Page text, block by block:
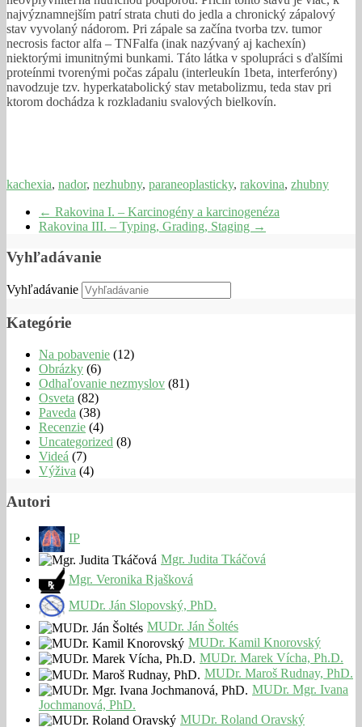
najvýznamnejším patrí strata chuti do jedla a chronický zápalový
stav vyvolaný nádorom. Pri zápale sa začína tvorba tzv. tumor
necrosis factor alfa – TNFalfa (inak nazývaný aj kachexín)
niektorými imunitnými bunkami. Táto látka v spolupráci s ďalšími
proteínmi tvorenými počas zápalu (interleukín 1beta, interferóny)
navodzuje tzv. hyperkatabolický stav metabolizmu, teda stav pri
ktorom dochádza k rozkladaniu svalových bielkovín.
kachexia, nador, nezhubny, paraneoplasticky, rakovina, zhubny
← Rakovina I. – Karcinogény a karcinogenéza
Rakovina III. – Typing, Grading, Staging →
Vyhľadávanie
Vyhľadávanie
Kategórie
Na pobavenie (12)
Obrázky (6)
Odhaľovanie nezmyslov (81)
Osveta (82)
Paveda (38)
Recenzie (4)
Uncategorized (8)
Videá (7)
Výživa (4)
Autori
IP
Mgr. Judita Tkáčová
Mgr. Veronika Rjašková
MUDr. Ján Slopovský, PhD.
MUDr. Ján Šoltés
MUDr. Kamil Knorovský
MUDr. Marek Vícha, Ph.D.
MUDr. Maroš Rudnay, PhD.
MUDr. Mgr. Ivana
Jochmanová, PhD.
MUDr. Roland Oravský